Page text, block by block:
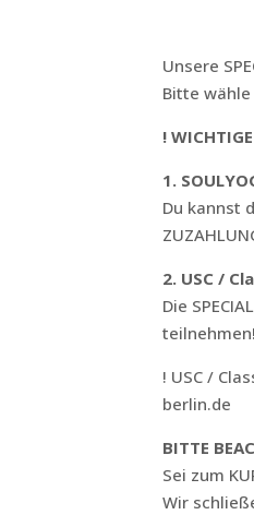
Unsere
Bitte wähle
!
1.
Du kannst
2. USC /
Die
! USC /
berlin.de
BITTE
Sei zum
Wir